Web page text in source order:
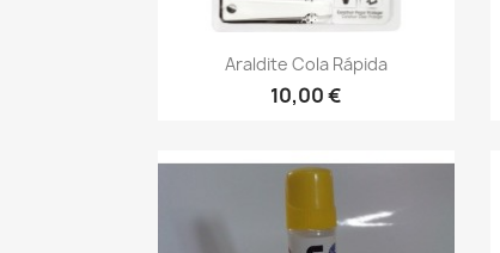
Araldite Cola Rápida
10,00 €
Vista rápida